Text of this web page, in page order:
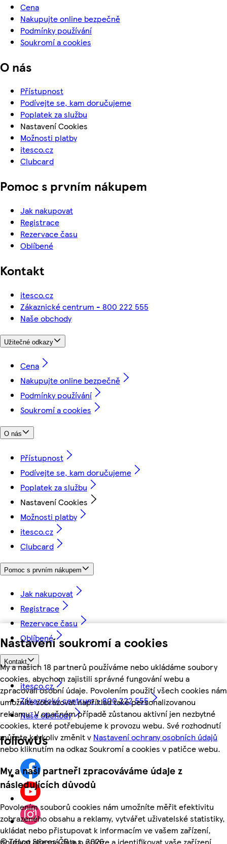
Nastavení soukromí a cookies
My a našich 18 partnerů používáme nebo ukládáme soubory
cookies, abychom zajistili správné fungování webu a
zpracovali osobní údaje. Povolením použití všech cookies nám
umožníte zobrazovat například také personalizovanou
reklamu. V opačném případě zůstanou aktivní jen nezbytné
cookies, které potřebujeme k provozu webu. Své rozhodnutí
můžete kdykoliv změnit v Nastavení ochrany osobních údajů
nebo kliknutím na odkaz Soukromí a cookies v patičce webu.
My a naši partneři zpracováváme údaje z
následujících důvodů
Povolením souborů cookies nám umožníte měřit efektivitu
zobrazeného obsahu a reklamy, vytvářet uživatelské statistiky,
ukládat nebo přistupovat k informacím ve vašem zařízení,
Cena
Nakupujte online bezpečně
Podmínky používání
Soukromí a cookies
O nás
Přístupnost
Podívejte se, kam doručujeme
Poplatek za službu
Nastavení Cookies
Možnosti platby
itesco.cz
Clubcard
Pomoc s prvním nákupem
Jak nakupovat
Registrace
Rezervace času
Oblíbené
Kontakt
itesco.cz
Zákaznické centrum - 800 222 555
Naše obchody
Užitečné odkazy
Cena
Nakupujte online bezpečně
Podmínky používání
Soukromí a cookies
O nás
Přístupnost
Podívejte se, kam doručujeme
Poplatek za službu
Nastavení Cookies
Možnosti platby
itesco.cz
Clubcard
Pomoc s prvním nákupem
Jak nakupovat
Registrace
Rezervace času
Oblíbené
Kontakt
itesco.cz
Zákaznické centrum - 800 222 555
Naše obchody
followUs
©Tesco Stores ČR a.s. 2026